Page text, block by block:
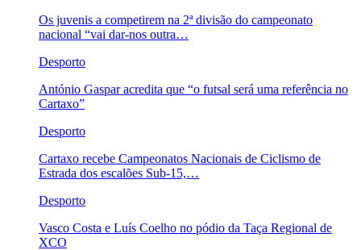
Os juvenis a competirem na 2ª divisão do campeonato
nacional “vai dar-nos outra…
Desporto
António Gaspar acredita que “o futsal será uma referência no
Cartaxo”
Desporto
Cartaxo recebe Campeonatos Nacionais de Ciclismo de
Estrada dos escalões Sub-15,…
Desporto
Vasco Costa e Luís Coelho no pódio da Taça Regional de
XCO